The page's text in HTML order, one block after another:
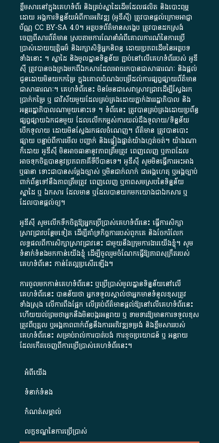
ខ្លឹមសារ​នៅ​ក្នុង​គេហទំព័រ និង​គ្រប់​ស្នា​ដៃ​ដើម​ដែល​ផលិត​ និង​បោះពុម្ព​
ដោយ​ អង្គការ​ទិន្នន័យ​អំពី​ការអភិវឌ្ឍ​​ (អូ​ឌី​ស៊ី)​ ត្រូវ​បាន​ផ្តល់​ក្រោម​អាជ្ញា
ប័ណ្ណ​CC BY-SA 4.0។​ អត្ថបទ​ព័ត៌មាន​សង្ខេប​ ត្រូវ​បាន​ដកស្រង់​
ចេញពី​សារព័ត៌មាន ស្របតាមការ​ណែនាំ​អំពី​គោលការណ៍​នៃ​ការ​ប្រើ
ប្រាស់​ដោយ​យុត្តិធម៌​ និង​រក្សាសិទ្ធិអ្នកនិពន្ធ ដោយ​ប្រភពដើម​នៃ​​អត្ថបទ
ទាំង​នោះ​ ។​ ស្នាដៃ​ និង​មូលដ្ឋាន​ទិន្នន័យ ​ភ្ជាប់​នៅ​លើ​គេហទំព័រ​របស់​ អូ​ឌី​
ស៊ី​ ត្រូវ​បាន​ចងក្រង​មក​ពី​ឯកសារ​ដែល​អាច​រក​បានជា​សាធារណៈ​ និង​ផ្តល់​
ជូន​ដោយ​មិន​យក​កម្រៃ​ ក្នុង​គោលបំណង​បម្រើ​ដល់ការ​ផ្សព្វផ្សាយ​ព័ត៌មាន​
ជា​សាធារណៈ​។​ គេហទំព័រ​នេះ​ មិនមែន​ជា​សេវា​ស្រាវជ្រាវ​ដើម្បី​ស្វែងរក
ប្រាក់​កម្រៃ​ ឬ​ ជា​វិស័យ​មួយ​ដែល​គ្រប់គ្រង​ដោយ​ភ្នាក់ងារ​រដ្ឋាភិបាល​ និង ​
អន្តររដ្ឋាភិបាល​ណាមួយ​នោះ​ទេ ​។​ ទំព័រ​នេះ​ ត្រូវ​បាន​គ្រប់គ្រង​ដោយ​ប្រព័ន្ធ​
ផ្សព្វផ្សាយ​ឯកជន​មួយ​ ដែល​លើកកម្ពស់​ការ​យល់​ដឹង​ទូលាយ​/​ទិន្នន័យ​
បើក​ទូលាយ​ ដោយ​មិនស្វែង​រក​ផល​ចំណេញ​។​ ព័ត៌មាន​ ត្រូវ​បាន​បោះ
ផ្សាយ​ បន្ទាប់​ពី​ការ​មើល​ បញ្ជាក់​ និង​ផ្ទៀងផ្ទាត់​យ៉ាង​ហ្មត់ចត់​។​ យ៉ាងណា​
ក៏​ដោយ​ អូ​ឌី​ស៊ី​ មិន​អាច​ធានា​នូវ​ភាព​ត្រឹមត្រូវ​ ពេញលេញ​ ឬ​ភាព​ដែល​
អាច​ទុកចិត្ត​បាននូវ​ប្រភព​ភាគី​ទី​បី​បាន​ទេ​។​ អូ​ឌី​ស៊ី​ សូម​មិន​ធ្វើការ​អះអាង​
ឬ​ធានា​ ទោះជា​បាន​សម្តែង​ច្បាស់​ ឬ​មិន​ជាក់លាក់​ ជា​អង្គហេតុ​ ឬ​អង្គច្បាប់​
ពាក់ព័ន្ធ​ទៅ​នឹង​ភាព​ត្រឹមត្រូវ​ ពេញលេញ​ ឬ​ភាព​សម​ស្រប​នៃ​ទិន្នន័យ​
ស្នាដៃ​ ឬ​ ឯកសារ​ ដែល​មាន​ ឬ​ដែល​បាន​យក​មក​យោង​ជា​ឯកសារ​ ឬ​
ដែល​បាន​ផ្តល់​ឲ្យ​។
អូឌីស៊ី សូមលើកទឹកចិត្តឱ្យអ្នកប្រើប្រាស់គេហទំព័រនេះ ធ្វើការសិក្សា
ស្រាវជ្រាវបន្ថែមទៀត ដើម្បីគាំទ្រកិច្ចការ​របស់ពួកគេ និងចែករំលែក
លទ្ធផលពីការសិក្សាស្រាវជ្រាវនេះ ជាមួយនឹងក្រុមការងារយើងខ្ញុំ។ សូម
ទំនាក់ទំនងមកកាន់យើងខ្ញុំ ដើម្បីចូលរួមចំណែកធ្វើឱ្យភាពសុក្រឹតរបស់
គេហទំព័នេះ កាន់តែល្អប្រសើរឡើង។
ការចូលមកកាន់គេហទំព័រនេះ ឬប្រើប្រាស់មូលដ្ឋានទិន្នន័យនៅលើ
គេហទំព័រនេះ បានន័យថា អ្នកទទួលស្គាល់ថាអ្នកមានទំនួលខុសត្រូវ
ទាំងស្រុង លើការពឹងផ្អែក លើគ្រប់ព័ត៌មានផ្តល់ឱ្យនៅលើគេហទំព័រនេះ
ហើយយល់ព្រមថាអ្នកនឹងមិនបង្ករអន្តរាយ ឬ ទាមទារ​ឱ្យមានការទទួលខុស​
ត្រូវពីបុគ្គល ឬអង្គភាពពាក់ព័ន្ធនឹងការអភិវឌ្ឍទម្រង់ និងខ្លឹមសាររបស់
គេហទំព័រនេះ សម្រាប់រាល់ការបាត់បង់ ការខូចប្រយោជន៍ ឬ អន្តរាយ
ដែលកើតចេញពីការប្រើប្រាស់គេហទំព័រនេះ។
អំពី​យើង​
ទំនាក់ទំនង
កំណត់សម្គាល់
លក្ខខណ្ឌនៃការប្រើប្រាស់